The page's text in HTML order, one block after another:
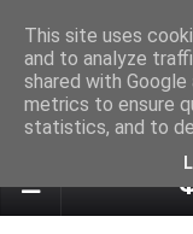
This site uses
and to analyze
shared with
metrics to ensure
statistics, and to